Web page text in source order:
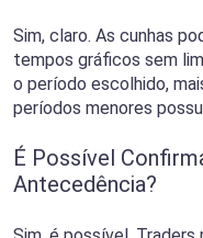
Sim, claro. As cunhas
tempos gráficos sem
o período escolhido,
períodos menores
É Possível
Antecedência?